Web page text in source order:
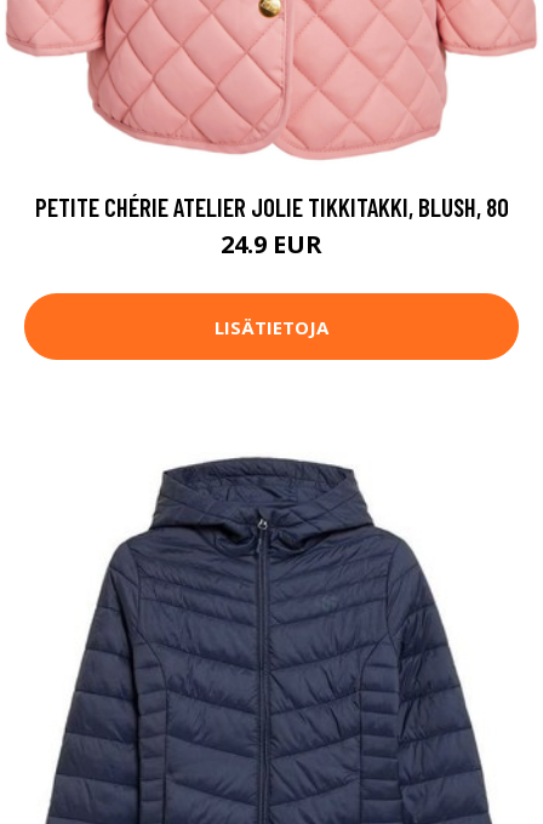
PETITE CHÉRIE ATELIER JOLIE TIKKITAKKI, BLUSH, 80
24.9 EUR
LISÄTIETOJA